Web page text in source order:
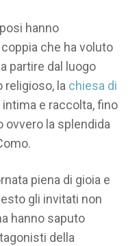
hanno
che ha voluto
partire dal luogo
religioso, la chiesa di
e raccolta, fino
ovvero la splendida
piena di gioia e
gli invitati non
hanno saputo
della